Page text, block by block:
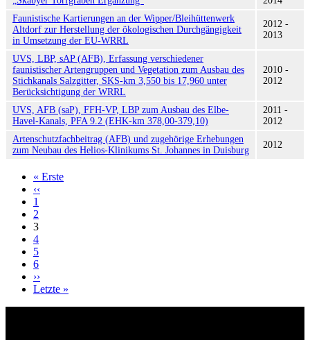
Faunistische Kartierungen an der Wipper/Bleihüttenwerk
Altdorf zur Herstellung der ökologischen Durchgängigkeit
in Umsetzung der EU-WRRL
2012 -
2013
UVS, LBP, sAP (AFB), Erfassung verschiedener
faunistischer Artengruppen und Vegetation zum Ausbau des
Stichkanals Salzgitter, SKS-km 3,550 bis 17,960 unter
Berücksichtigung der WRRL
2010 -
2012
UVS, AFB (saP), FFH-VP, LBP zum Ausbau des Elbe-
Havel-Kanals, PFA 9.2 (EHK-km 378,00-379,10)
2011 -
2012
Artenschutzfachbeitrag (AFB) und zugehörige Erhebungen
zum Neubau des Helios-Klinikums St. Johannes in Duisburg
2012
Seitennummerierung
« Erste
‹‹
1
2
3
4
5
6
››
Seite
Letzte »